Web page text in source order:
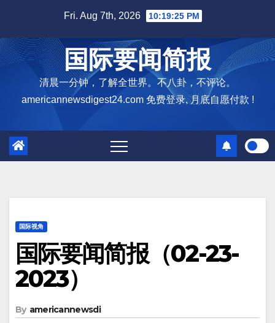
content
Fri. Aug 7th, 2026 10:19:26 PM
国际要闻简报
清晨一分钟，了解全世界。不八卦，不评论。
americannewsdigest24.com 免费登录, 月底自愿付款 !
国际视角
国际要闻简报（02-23-
2023）
By americannewsdi